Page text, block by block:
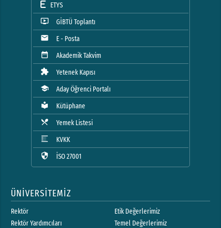
ETYS
ondemand_video
GİBTÜ Toplantı
mail
E - Posta
date_range
Akademik Takvim
extension
Yetenek Kapısı
school
Aday Öğrenci Portalı
local_library
Kütüphane
local_dining
Yemek Listesi
blur_linear
KVKK
security
İSO 27001
ÜNİVERSİTEMİZ
Rektör
Rektör Yardımcıları
Etik Değerlerimiz
Temel Değerlerimiz